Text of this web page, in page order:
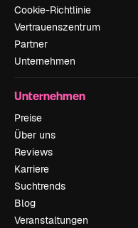
Cookie-Richtlinie
Vertrauenszentrum
Partner
Unternehmen
Unternehmen
Preise
Über uns
Reviews
Karriere
Suchtrends
Blog
Veranstaltungen